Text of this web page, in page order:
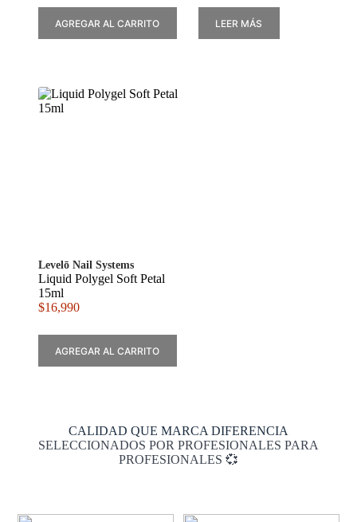
AGREGAR AL CARRITO LEER MÁS
Levelō Nail Systems
Liquid Polygel Soft Petal
15ml
$16,990
AGREGAR AL CARRITO
CALIDAD QUE MARCA DIFERENCIA
SELECCIONADOS POR PROFESIONALES PARA
PROFESIONALES 💞